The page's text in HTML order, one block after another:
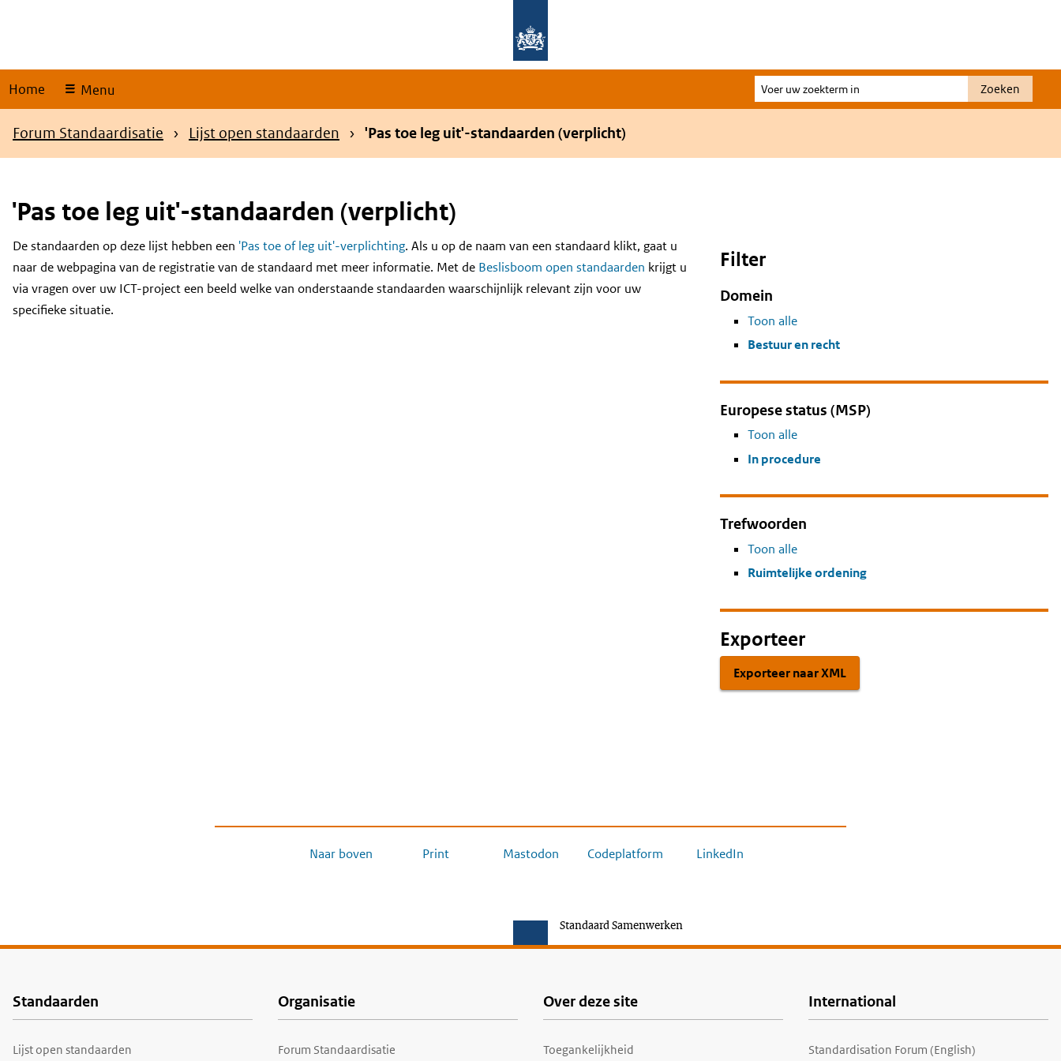
Home Menu
Voer
uw
Zoeken
Kruimelpad
Forum Standaardisatie Lijst open standaarden 'Pas toe leg uit'-standaarden (verplicht)
'Pas toe leg uit'-standaarden (verplicht)
Content
De standaarden op deze lijst hebben een 'Pas toe of leg uit'-verplichting. Als u op de naam van een standaard klikt, gaat u
naar de webpagina van de registratie van de standaard met meer informatie. Met de Beslisboom open standaarden krijgt u
via vragen over uw ICT-project een beeld welke van onderstaande standaarden waarschijnlijk relevant zijn voor uw
specifieke situatie.
Filter
Domein
Toon alle
Bestuur en recht
Europese status (MSP)
Toon alle
In procedure
Trefwoorden
Toon alle
Ruimtelijke ordening
Exporteer
Exporteer naar XML
Naar boven Print Mastodon Codeplatform LinkedIn
Standaard Samenwerken
Voet
Standaarden
Lijst open standaarden
Organisatie
Forum Standaardisatie
Over deze site
Toegankelijkheid
International
Standardisation Forum (English)